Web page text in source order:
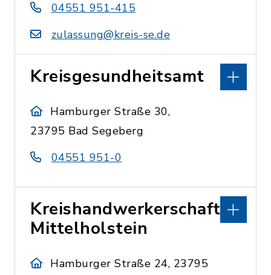
04551 951-415
zulassung@kreis-se.de
Kreisgesundheitsamt
Hamburger Straße 30,
23795 Bad Segeberg
04551 951-0
Kreishandwerkerschaft
Mittelholstein
Hamburger Straße 24, 23795